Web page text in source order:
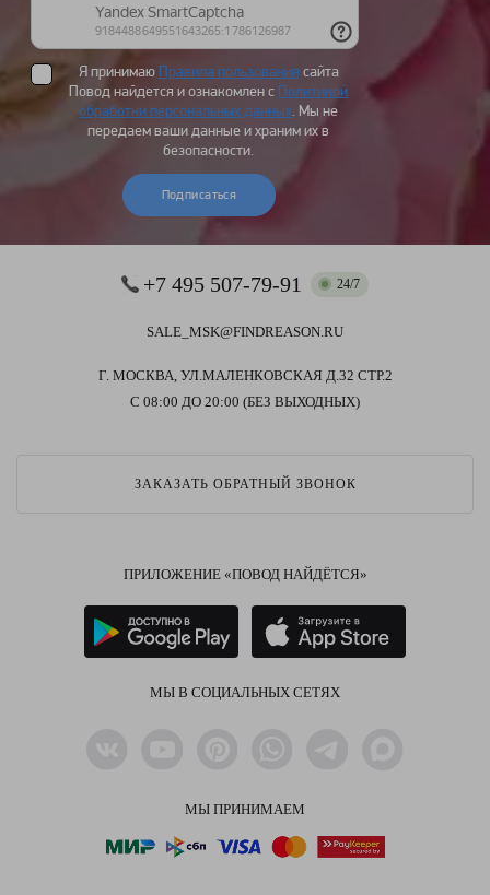
Я принимаю Правила пользования сайта
Повод найдется и ознакомлен с Политикой
обработки персональных данных. Мы не
передаем ваши данные и храним их в
безопасности.
Подписаться
+7 495 507-79-91 24/7
SALE_MSK@FINDREASON.RU
Г. МОСКВА, УЛ.МАЛЕНКОВСКАЯ Д.32 СТР.2
С 08:00 ДО 20:00 (БЕЗ ВЫХОДНЫХ)
ЗАКАЗАТЬ ОБРАТНЫЙ ЗВОНОК
ПРИЛОЖЕНИЕ «ПОВОД НАЙДЁТСЯ»
МЫ В СОЦИАЛЬНЫХ СЕТЯХ
МЫ ПРИНИМАЕМ